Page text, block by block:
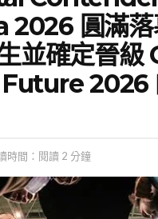
2026 圓滿落
並確定晉級
2026
時間：閱讀 2 分鐘